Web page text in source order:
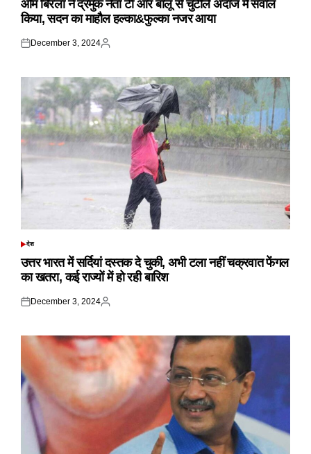
ओम बिरला ने द्रमुक नेता टी आर बालू से चुटीले अंदाज में सवाल
किया, सदन का माहौल हल्का&फुल्का नजर आया
Posted
December 3, 2024
Posted
POSTED
देश
उत्तर भारत में सर्दियां दस्तक दे चुकी, अभी टला नहीं चक्रवात फेंगल
का खतरा, कई राज्यों में हो रही बारिश
Posted
December 3, 2024
Posted